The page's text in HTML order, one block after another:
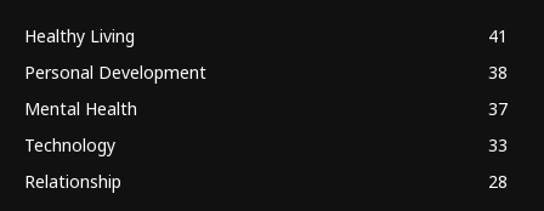
Healthy Living
41
Personal Development
38
Mental Health
37
Technology
33
Relationship
28